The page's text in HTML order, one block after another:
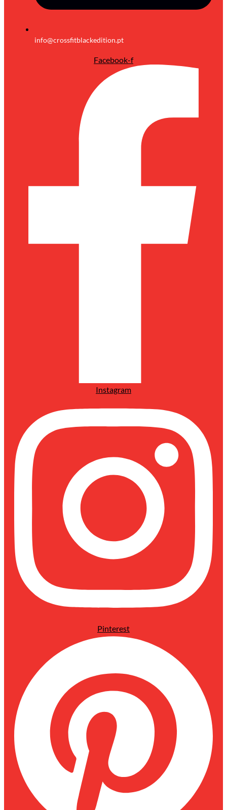
info@crossfitblackedition.pt
Facebook-f
Instagram
Pinterest